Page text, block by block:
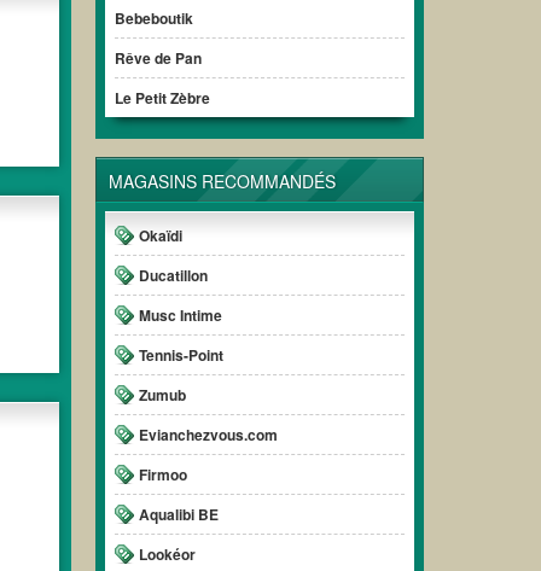
Bebeboutik
Rêve de Pan
Le Petit Zèbre
MAGASINS RECOMMANDÉS
Okaïdi
Ducatillon
Musc Intime
Tennis-Point
Zumub
Evianchezvous.com
Firmoo
Aqualibi BE
Lookéor